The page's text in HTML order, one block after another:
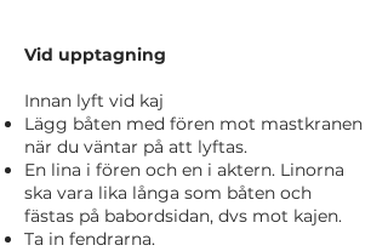
Vid upptagning
Innan lyft vid kaj
Lägg båten med fören mot mastkranen
när du väntar på att lyftas.
En lina i fören och en i aktern. Linorna
ska vara lika långa som båten och
fästas på babordsidan, dvs mot kajen.
Ta in fendrarna.